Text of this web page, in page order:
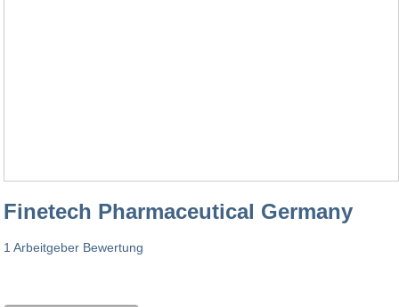
Finetech Pharmaceutical Germany
1 Arbeitgeber Bewertung